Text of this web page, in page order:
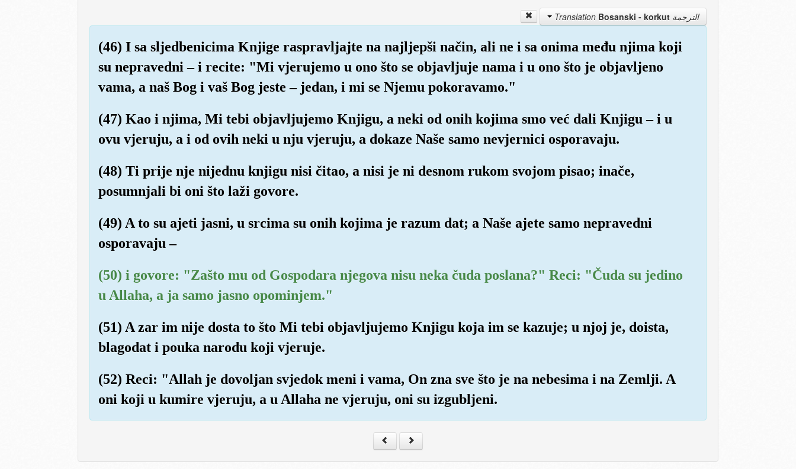
الترجمة Translation Bosanski - korkut
(46) I sa sljedbenicima Knjige raspravljajte na najljepši način, ali ne i sa onima među njima koji
su nepravedni – i recite: "Mi vjerujemo u ono što se objavljuje nama i u ono što je objavljeno
vama, a naš Bog i vaš Bog jeste – jedan, i mi se Njemu pokoravamo."
(47) Kao i njima, Mi tebi objavljujemo Knjigu, a neki od onih kojima smo već dali Knjigu – i u
ovu vjeruju, a i od ovih neki u nju vjeruju, a dokaze Naše samo nevjernici osporavaju.
(48) Ti prije nje nijednu knjigu nisi čitao, a nisi je ni desnom rukom svojom pisao; inače,
posumnjali bi oni što laži govore.
(49) A to su ajeti jasni, u srcima su onih kojima je razum dat; a Naše ajete samo nepravedni
osporavaju –
(50) i govore: "Zašto mu od Gospodara njegova nisu neka čuda poslana?" Reci: "Čuda su jedino
u Allaha, a ja samo jasno opominjem."
(51) A zar im nije dosta to što Mi tebi objavljujemo Knjigu koja im se kazuje; u njoj je, doista,
blagodat i pouka narodu koji vjeruje.
(52) Reci: "Allah je dovoljan svjedok meni i vama, On zna sve što je na nebesima i na Zemlji. A
oni koji u kumire vjeruju, a u Allaha ne vjeruju, oni su izgubljeni.